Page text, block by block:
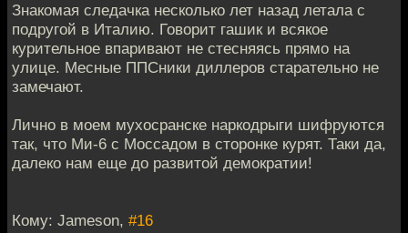
Знакомая следачка несколько лет назад летала с
подругой в Италию. Говорит гашик и всякое
курительное впаривают не стесняясь прямо на
улице. Месные ППСники диллеров старательно не
замечают.
Лично в моем мухосранске наркодрыги шифруются
так, что Ми-6 с Моссадом в сторонке курят. Таки да,
далеко нам еще до развитой демократии!
Кому: Jameson, #16